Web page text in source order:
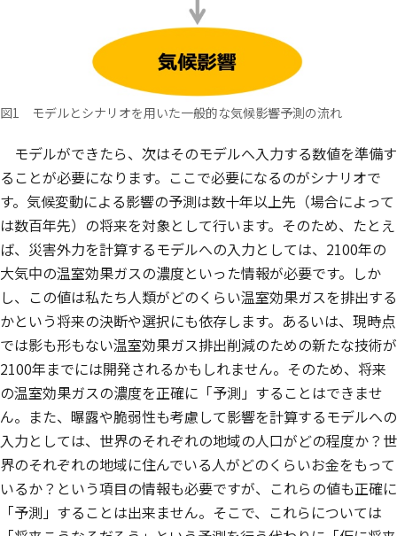
図1 モデルとシナリオを用いた一般的な気候影響予測の流れ
モデルができたら、次はそのモデルへ入力する数値を準備す
ることが必要になります。ここで必要になるのがシナリオで
す。気候変動による影響の予測は数十年以上先（場合によって
は数百年先）の将来を対象として行います。そのため、たとえ
ば、災害外力を計算するモデルへの入力としては、2100年の
大気中の温室効果ガスの濃度といった情報が必要です。しか
し、この値は私たち人類がどのくらい温室効果ガスを排出する
かという将来の決断や選択にも依存します。あるいは、現時点
では影も形もない温室効果ガス排出削減のための新たな技術が
2100年までには開発されるかもしれません。そのため、将来
の温室効果ガスの濃度を正確に「予測」することはできませ
ん。また、曝露や脆弱性も考慮して影響を計算するモデルへの
入力としては、世界のそれぞれの地域の人口がどの程度か？世
界のそれぞれの地域に住んでいる人がどのくらいお金をもって
いるか？という項目の情報も必要ですが、これらの値も正確に
「予測」することは出来ません。そこで、これらについては